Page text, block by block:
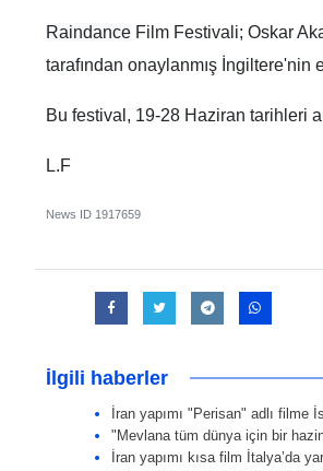
Raindance Film Festivali; Oskar
tarafından onaylanmış İngiltere'nin
Bu festival, 19-28 Haziran tarihleri
L.F
News ID 1917659
İlgili haberler
İran yapımı "Perisan" adlı filme
"Mevlana tüm dünya için bir
İran yapımı kısa film İtalya’da